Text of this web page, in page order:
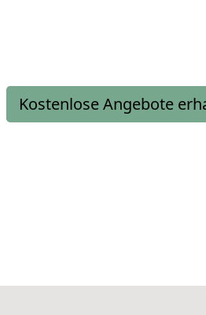
Kostenlose Angebote